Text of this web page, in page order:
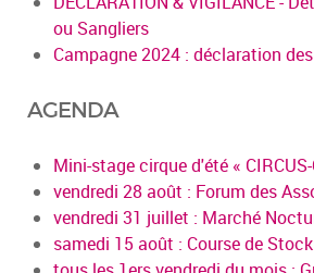
ou Sangliers
Campagne 2024 : déclaration
AGENDA
Mini-stage cirque d'été « CIRCUS-
vendredi 28 août : Forum des
vendredi 31 juillet : Marché
samedi 15 août : Course de